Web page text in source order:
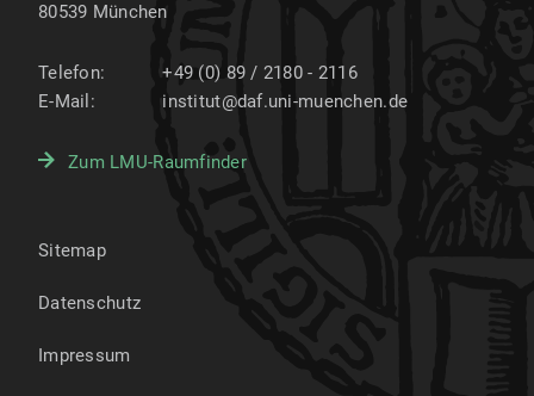
80539 München
Telefon:
+49 (0) 89 / 2180 - 2116
E-Mail:
institut@daf.uni-muenchen.de
Zum LMU-Raumfinder
Sitemap
Datenschutz
Impressum